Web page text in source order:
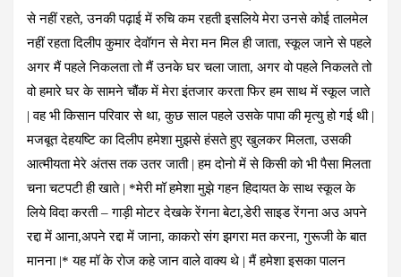
से नहीं रहते, उनकी पढ़ाई में रुचि कम रहती इसलिये मेरा उनसे कोई तालमेल
नहीं रहता दिलीप कुमार देवॉगन से मेरा मन मिल ही जाता, स्कूल जाने से पहले
अगर मैं पहले निकलता तो मैं उनके घर चला जाता, अगर वो पहले निकलते तो
वो हमारे घर के सामने चौंक में मेरा इंतजार करता फिर हम साथ में स्कूल जाते
| वह भी किसान परिवार से था, कुछ साल पहले उसके पापा की मृत्यु हो गई थी |
मजबूत देहयष्टि का दिलीप हमेशा मुझसे हंसते हुए खुलकर मिलता, उसकी
आत्मीयता मेरे अंतस तक उतर जाती | हम दोनो में से किसी को भी पैसा मिलता
चना चटपटी ही खाते | *मेरी मॉ हमेशा मुझे गहन हिदायत के साथ स्कूल के
लिये विदा करती – गाड़ी मोटर देखके रेंगना बेटा,डेरी साइड रेंगना अउ अपने
रद्दा में आना,अपने रद्दा में जाना, काकरो संग झगरा मत करना, गुरूजी के बात
मानना |* यह मॉ के रोज कहे जान वाले वाक्य थे | मैं हमेशा इसका पालन